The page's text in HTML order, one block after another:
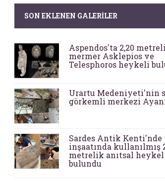
SON EKLENEN GALERILER
Aspendos'ta 2,20
mermer Asklepios ve
Telesphoros heykeli
Urartu Medeniyeti'nin
görkemli merkezi
Sardes Antik Kenti'nde
inşaatında kullanılmış
metrelik anıtsal heykel
bulundu